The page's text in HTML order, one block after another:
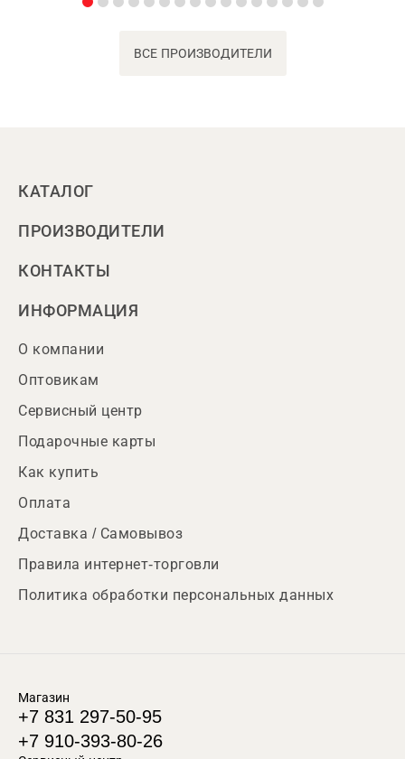
ВСЕ ПРОИЗВОДИТЕЛИ
КАТАЛОГ
ПРОИЗВОДИТЕЛИ
КОНТАКТЫ
ИНФОРМАЦИЯ
О компании
Оптовикам
Сервисный центр
Подарочные карты
Как купить
Оплата
Доставка / Самовывоз
Правила интернет-торговли
Политика обработки персональных данных
Магазин
+7 831 297-50-95
+7 910-393-80-26